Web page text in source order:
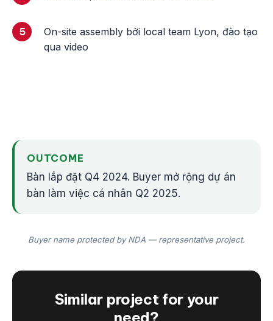
5
On-site assembly bởi local team Lyon, đào tạo
qua video
OUTCOME
Bàn lắp đặt Q4 2024. Buyer mở rộng dự án
bàn làm việc cá nhân Q2 2025.
Buyer name protected by NDA — representative project.
Similar project for your
need?